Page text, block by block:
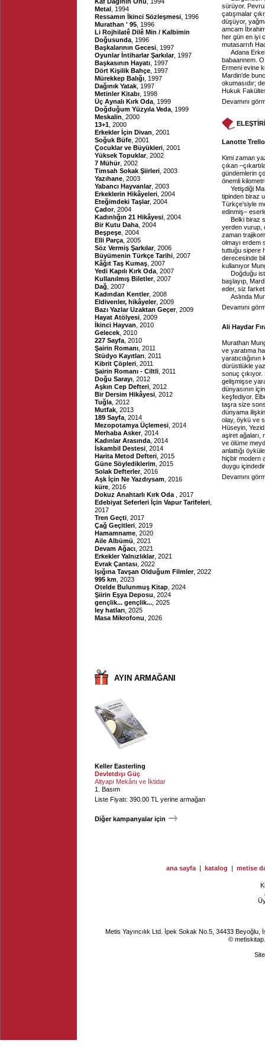
Metal , 1994
Ressamın İkinci Sözleşmesi , 1996
Murathan ' 95 , 1996
Li Rojhilatê Dilê Min / Kalbimin
Doğusunda , 1996
Başkalarının Gecesi , 1997
Oyunlar İntiharlar Şarkılar, 1997
Başkasının Hayatı , 1997
Dört Kişilik Bahçe , 1997
Mürekkep Balığı , 1997
Dağınık Yatak , 1997
Metinler Kitabı , 1998
Üç Aynalı Kırk Oda , 1999
Doğduğum Yüzyıla Veda , 1999
Meskalin , 2000
13+1 , 2000
Erkekler İçin Divan , 2001
Soğuk Büfe , 2001
Çocuklar ve Büyükleri , 2001
Yüksek Topuklar, 2002
7 Mühür, 2002
Timsah Sokak Şiirleri , 2003
Yazıhane , 2003
Yabancı Hayvanlar, 2003
Erkeklerin Hikâyeleri , 2004
Eteğimdeki Taşlar, 2004
Çador, 2004
Kadınlığın 21 Hikâyesi , 2004
Bir Kutu Daha , 2004
Beşpeşe , 2004
Elli Parça , 2005
Söz Vermiş Şarkılar, 2006
Büyümenin Türkçe Tarihi , 2007
Kâğıt Taş Kumaş , 2007
Yedi Kapılı Kırk Oda , 2007
Kullanılmış Biletler, 2007
Dağ , 2007
Kadından Kentler, 2008
Eldivenler, hikâyeler, 2009
Bazı Yazlar Uzaktan Geçer, 2009
Hayat Atölyesi , 2009
İkinci Hayvan , 2010
Gelecek , 2010
227 Sayfa , 2010
Şairin Romanı , 2011
Stüdyo Kayıtları , 2011
Kibrit Çöpleri , 2011
Şairin Romanı - Ciltli , 2011
Doğu Sarayı , 2012
Aşkın Cep Defteri , 2012
Bir Dersim Hikâyesi , 2012
Tuğla , 2012
Mutfak , 2013
189 Sayfa , 2014
Mezopotamya Üçlemesi , 2014
Merhaba Asker, 2014
Kadınlar Arasında , 2014
İskambil Destesi , 2014
Harita Metod Defteri , 2015
Güne Söylediklerim , 2015
Solak Defterler, 2016
Aşk İçin Ne Yazdıysam , 2016
küre , 2016
Dokuz Anahtarlı Kırk Oda
, 2017
Edebiyat Seferleri İçin Vapur Tarifeleri
2017
Tren Geçti , 2017
Çağ Geçitleri , 2019
Hamamname , 2020
Aile Albümü , 2021
Devam Ağacı , 2021
Erkekler Yalnızlıklar, 2021
Evrak Çantası , 2022
Işığına Tavşan Olduğum Filmler, 2022
995 km , 2023
Otelde Bulunmuş Kitap , 2024
Şiirin Eşya Deposu , 2024
gençlik... gençlik... , 2025
ley hatları , 2025
Masa Mikrofonu , 2026
AYIN ARMAĞANI
Keller Easterling
Devletdışı Güç
Altyapı Mekânı ve İktidar
1. Basım
Liste Fiyatı: 390.00 TL yerine armağan
Diğer kampanyalar için
sürüyor.
çatışmalar
düşüyor,
amcam
her gün en iyi
mutasarrıfı
Adana
babaannem.
Ermeni evine
Mardin'de
okumasıdır;
Hukuk
Devamını
Lanotte
Kimi zaman
çıkan
gündemlerin
önemli
Yetişdiği
tipinden biraz
Türkçe'siyle
edinmiş–
Belki biraz
yerden vurup,
zaman
olmayı erdem
tuttuğu sipere
derecesinde
kullanıyor
Doğduğu
başlayıp,
eder, siz
Aslında
Devamını
Ali Haydar
Murathan
ve yaratıma
dürüstlükle
sonuç
gelişmişse
dünyasının
keşfediyor.
taşra size
dünyama
olay, öykü ve
Hüseyin,
aşiret ağaları,
ve ölüme
anlattığı
hiçbir modern
duygu
Devamını
ana sayfa | katalog | metise
Metis Yayıncılık Ltd. İpek Sokak No.5, 34433
©